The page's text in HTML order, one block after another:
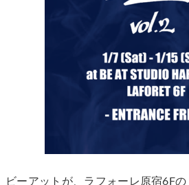
ビーアットが、ラフォーレ原宿6Fの